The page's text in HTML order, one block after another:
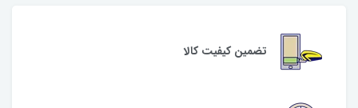
تضمین کیفیت کالا